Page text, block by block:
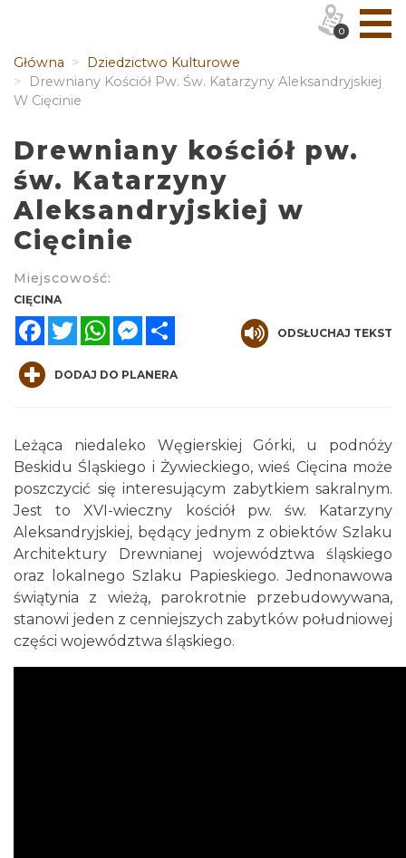
Główna
Dziedzictwo Kulturowe
Drewniany Kościół Pw. Św. Katarzyny Aleksandryjskiej
W Cięcinie
Drewniany kościół pw.
św. Katarzyny
Aleksandryjskiej w
Cięcinie
Miejscowość:
CIĘCINA
FacebookTwitterWhatsAppMessenger
ODSŁUCHAJ TEKST
DODAJ DO PLANERA
Leżąca niedaleko Węgierskiej Górki, u podnóży
Beskidu Śląskiego i Żywieckiego, wieś Cięcina może
poszczycić się interesującym zabytkiem sakralnym.
Jest to XVI-wieczny kościół pw. św. Katarzyny
Aleksandryjskiej, będący jednym z obiektów Szlaku
Architektury Drewnianej województwa śląskiego
oraz lokalnego Szlaku Papieskiego. Jednonawowa
świątynia z wieżą, parokrotnie przebudowywana,
stanowi jeden z cenniejszych zabytków południowej
części województwa śląskiego.
0